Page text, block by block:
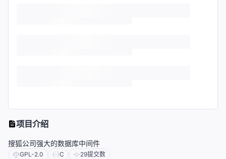
项目介绍
搜狐公司强大的数据库中间件
GPL-2.0 C 29提交数